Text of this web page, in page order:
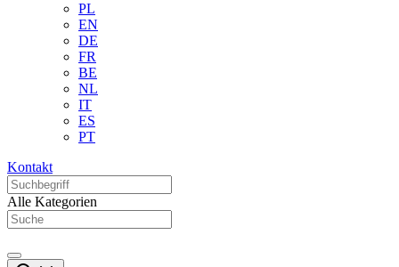
PL
EN
DE
FR
BE
NL
IT
ES
PT
Kontakt
Alle Kategorien